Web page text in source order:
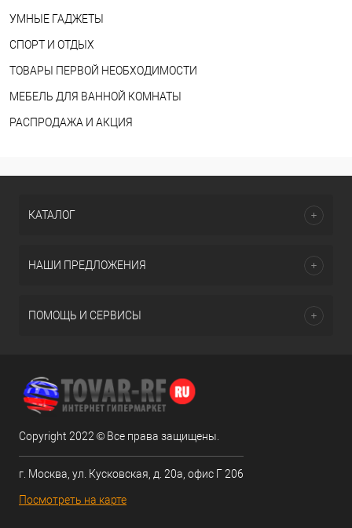
УМНЫЕ ГАДЖЕТЫ
СПОРТ И ОТДЫХ
ТОВАРЫ ПЕРВОЙ НЕОБХОДИМОСТИ
МЕБЕЛЬ ДЛЯ ВАННОЙ КОМНАТЫ
РАСПРОДАЖА И АКЦИЯ
КАТАЛОГ
НАШИ ПРЕДЛОЖЕНИЯ
ПОМОЩЬ И СЕРВИСЫ
Copyright 2022 © Все права защищены.
г. Москва, ул. Кусковская, д. 20а, офис Г 206
Посмотреть на карте